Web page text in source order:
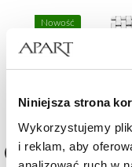
Niniejsza strona
Wykorzystujemy
i reklam, aby
Nowość